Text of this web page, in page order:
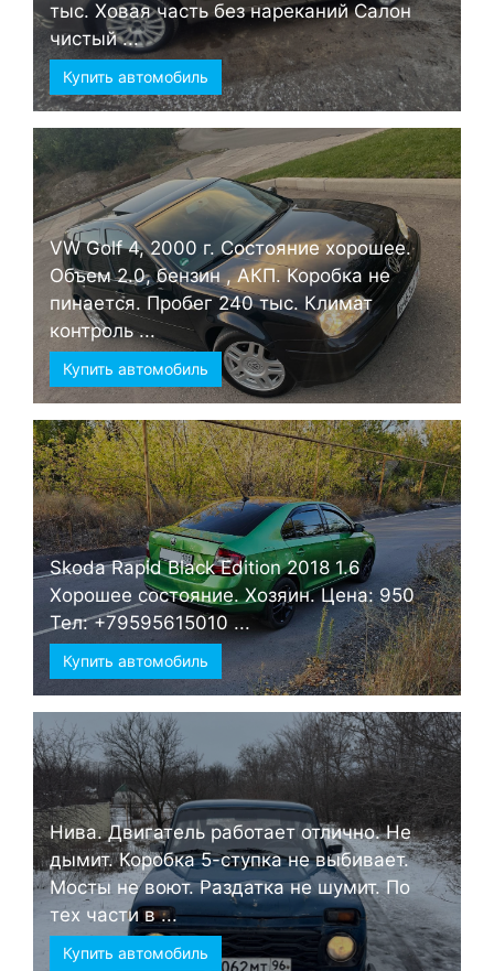
тыс. Ховая часть без нареканий Салон
чистый ...
Купить автомобиль
VW Golf 4, 2000 г. Состояние хорошее.
Объем 2.0, бензин , АКП. Коробка не
пинается. Пробег 240 тыс. Климат
контроль ...
Купить автомобиль
Skoda Rapid Black Edition 2018 1.6
Хорошее состояние. Хозяин. Цена: 950
Тел: +79595615010 ...
Купить автомобиль
Нива. Двигатель работает отлично. Не
дымит. Коробка 5-ступка не выбивает.
Мосты не воют. Раздатка не шумит. По
тех части в ...
Купить автомобиль